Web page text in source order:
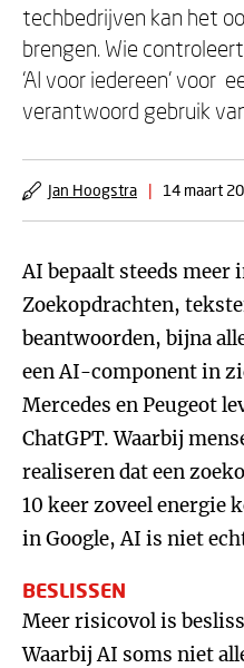
techbedrijven kan het
brengen. Wie
‘AI voor iedereen’ voor
verantwoord gebruik
Jan Hoogstra | 14 maart
AI bepaalt steeds meer
Zoekopdrachten,
beantwoorden, bijna
een AI-component in
Mercedes en Peugeot
ChatGPT. Waarbij
realiseren dat een
10 keer zoveel energie
in Google, AI is niet
BESLISSEN
Meer risicovol is
Waarbij AI soms niet